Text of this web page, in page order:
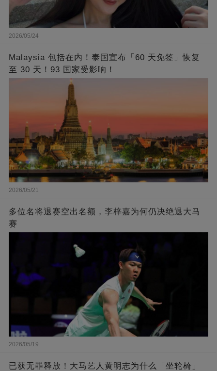
2026/05/24
Malaysia 包括在内！泰国宣布「60 天免签」恢复
至 30 天！93 国家受影响！
2026/05/21
多位名将退赛空出名额，李梓嘉为何仍决绝退大马
赛
2026/05/19
已获无罪释放！大马艺人黄明志为什么「坐轮椅」